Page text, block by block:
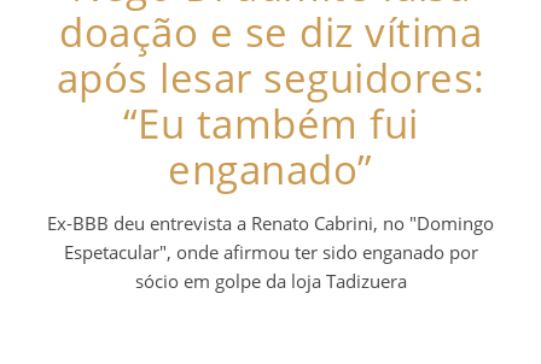
doação e se diz vítima
após lesar seguidores:
“Eu também fui
enganado”
Ex-BBB deu entrevista a Renato Cabrini, no "Domingo
Espetacular", onde afirmou ter sido enganado por
sócio em golpe da loja Tadizuera